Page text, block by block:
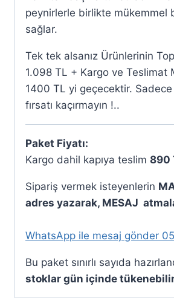
peynirlerle birlikte mükemmel
sağlar.
Tek tek alsanız Ürünlerinin
1.098 TL + Kargo ve Teslimat
1400 TL yi geçecektir.
fırsatı kaçırmayın !..
Paket Fiyatı:
Kargo dahil kapıya teslim 890
Sipariş vermek isteyenlerin
adres yazarak, MESAJ
WhatsApp ile mesaj gönder
Bu paket sınırlı sayıda
stoklar gün içinde